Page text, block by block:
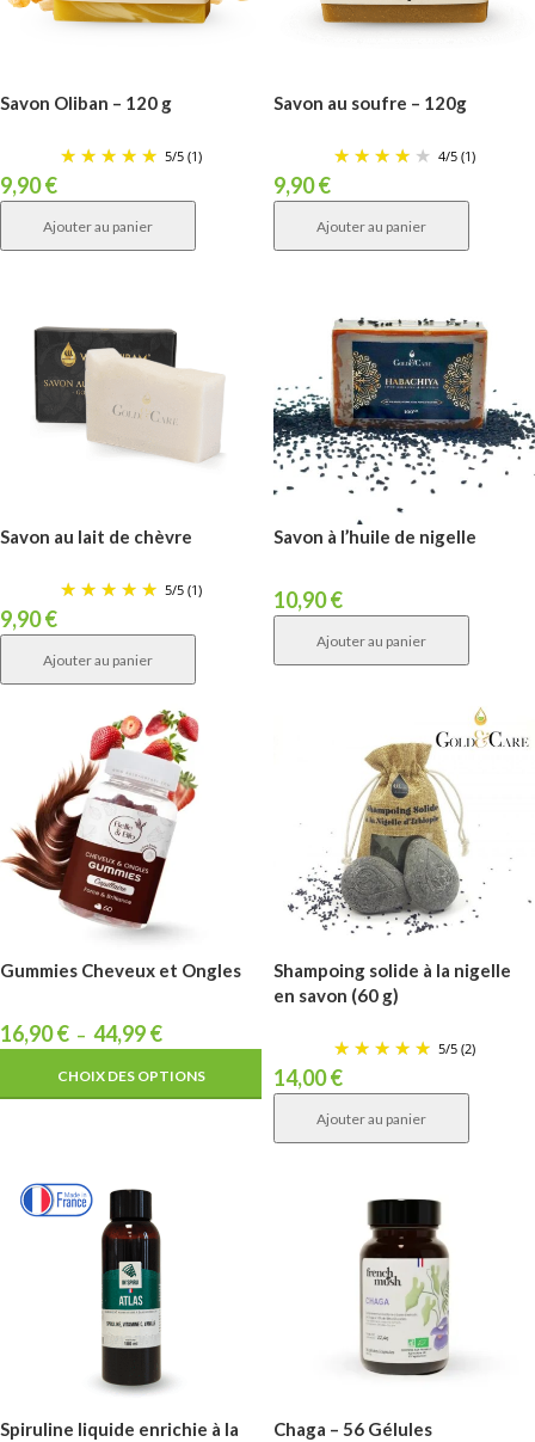
Savon Oliban – 120 g
5/5 (1)
9,90€
Ajouter au panier
Savon au soufre – 120g
4/5 (1)
9,90€
Ajouter au panier
Savon au lait de chèvre
5/5 (1)
9,90€
Ajouter au panier
Savon à l’huile de nigelle
10,90€
Ajouter au panier
Gummies Cheveux et Ongles
16,90€ – 44,99€
CHOIX DES OPTIONS
Shampoing solide à la nigelle
en savon (60 g)
5/5 (2)
14,00€
Ajouter au panier
Spiruline liquide enrichie à la
Chaga – 56 Gélules